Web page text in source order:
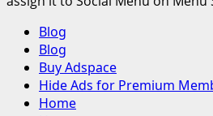
Primary
Menu
Blog
Blog
Buy Adspace
Hide Ads for Premium
Home